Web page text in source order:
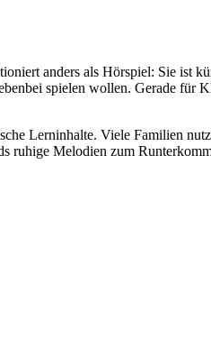
anders als Hörspiel: Sie ist
spielen wollen. Gerade für
Lerninhalte. Viele Familien
ruhige Melodien zum